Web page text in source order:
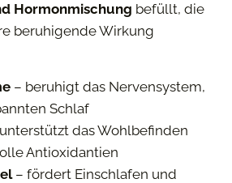
Hormonmischung befüllt, die
beruhigende Wirkung
– beruhigt das Nervensystem,
Schlaf
das Wohlbefinden
Antioxidantien
– fördert Einschlafen und